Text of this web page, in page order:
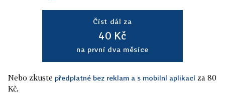
Číst dál za
40 Kč
na první dva měsíce
Nebo zkuste předplatné bez reklam a s mobilní aplikací za 80
Kč.